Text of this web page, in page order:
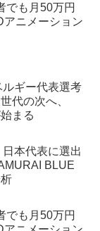
でも月50万円
アニメーション
ルギー代表選考
代の次へ、
まる
日本代表に選出
BLUE
でも月50万円